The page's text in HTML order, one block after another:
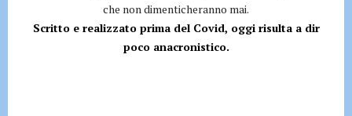
che non dimenticheranno mai.
Scritto e realizzato prima del Covid, oggi risulta a dir
poco anacronistico.